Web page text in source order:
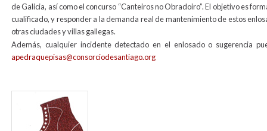
de Galicia, así como el concurso “Canteiros no Obradoiro”. El objetivo es
cualificado, y responder a la demanda real de mantenimiento de estos
otras ciudades y villas gallegas.
Además, cualquier incidente detectado en el enlosado o sugerencia
apedraquepisas@consorciodesantiago.org
banner_web_a_pedra_que_pisas.jpg